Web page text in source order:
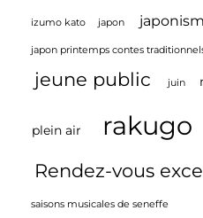
izumo kato japon
japon printemps contes
jeune public juin
plein air rakugo
Rendez-vous
saisons musicales de seneffe